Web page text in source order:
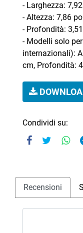
- Larghezza:
- Altezza: 7,86
- Profondità:
- Modelli solo
internazionali):
cm, Profondità:
Condividi su:
Recensioni